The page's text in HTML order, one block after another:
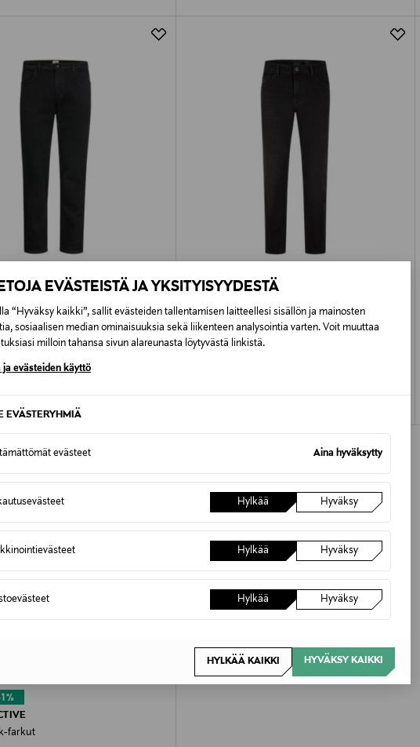
EVÄSTEISTÄ JA YKSITYISYYDESTÄ
“Hyväksy kaikki”, sallit evästeiden tallentamisen laitteellesi sisällön ja mainosten
sosiaalisen median ominaisuuksia sekä liikenteen analysointia varten. Voit muuttaa
milloin tahansa sivun alareunasta löytyvästä linkistä.
ja evästeiden käyttö
EVÄSTERYHMIÄ
evästeet Aina hyväksytty
Hylkää Hyväksy
Hylkää Hyväksy
Hylkää Hyväksy
HYLKÄÄ KAIKKI HYVÄKSY KAIKKI
farkut
PricePrice
€
ETUKUPONKITUOTE
CAMEL ACTIVE
Woodstock-farkut
Original Price
129,00 €
farkut